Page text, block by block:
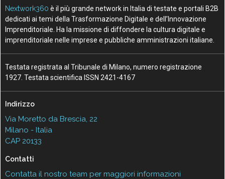
Nextwork360 è il più grande network in Italia di testate e portali B2B
dedicati ai temi della Trasformazione Digitale e dell’Innovazione
Imprenditoriale. Ha la missione di diffondere la cultura digitale e
imprenditoriale nelle imprese e pubbliche amministrazioni italiane.
Testata registrata al Tribunale di Milano, numero registrazione
1927. Testata scientifica ISSN 2421-4167
Indirizzo
Via Moretto da Brescia, 22
Milano - Italia
CAP 20133
Contatti
Contatta il nostro team per maggiori informazioni